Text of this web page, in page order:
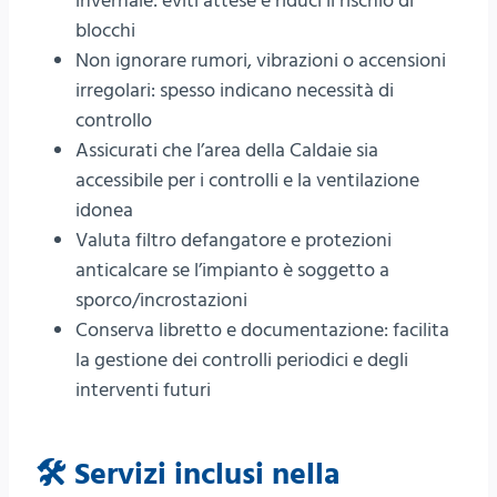
blocchi
Non ignorare rumori, vibrazioni o accensioni
irregolari: spesso indicano necessità di
controllo
Assicurati che l’area della Caldaie sia
accessibile per i controlli e la ventilazione
idonea
Valuta filtro defangatore e protezioni
anticalcare se l’impianto è soggetto a
sporco/incrostazioni
Conserva libretto e documentazione: facilita
la gestione dei controlli periodici e degli
interventi futuri
🛠️ Servizi inclusi nella